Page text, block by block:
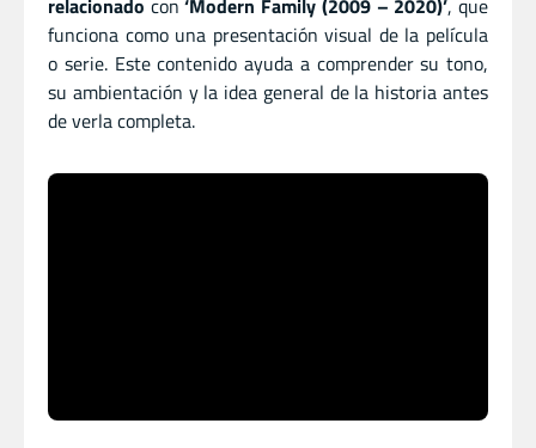
funciona como una presentación visual de la película
o serie. Este contenido ayuda a comprender su tono,
su ambientación y la idea general de la historia antes
de verla completa.